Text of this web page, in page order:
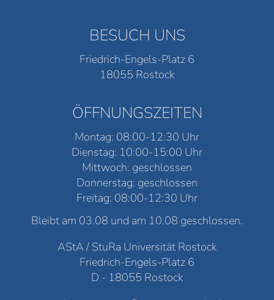
BESUCH UNS
Friedrich-Engels-Platz 6
18055 Rostock
ÖFFNUNGSZEITEN
Montag: 08:00-12:30 Uhr
Dienstag: 10:00-15:00 Uhr
Mittwoch: geschlossen
Donnerstag: geschlossen
Freitag: 08:00-12:30 Uhr
Bleibt am 03.08 und am 10.08 geschlossen.
AStA / StuRa Universität Rostock
Friedrich-Engels-Platz 6
D - 18055 Rostock